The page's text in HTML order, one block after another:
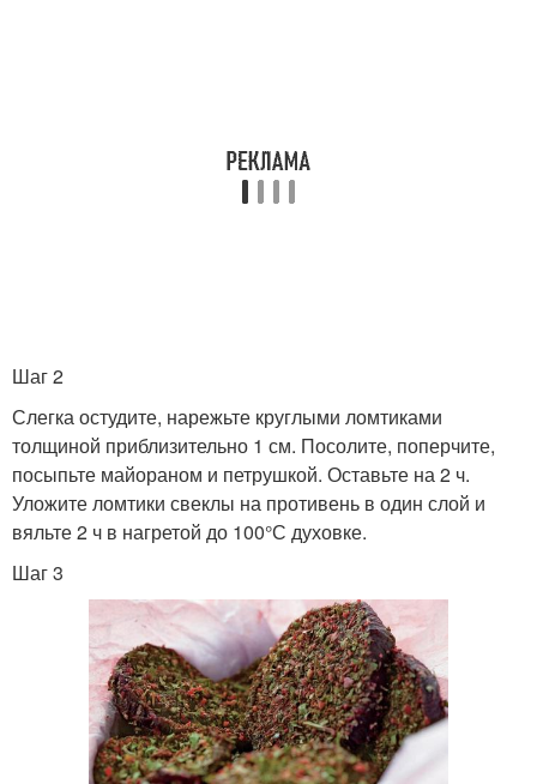
Шаг 2
Слегка остудите, нарежьте круглыми ломтиками
толщиной приблизительно 1 см. Посолите, поперчите,
посыпьте майораном и петрушкой. Оставьте на 2 ч.
Уложите ломтики свеклы на противень в один слой и
вяльте 2 ч в нагретой до 100°С духовке.
Шаг 3